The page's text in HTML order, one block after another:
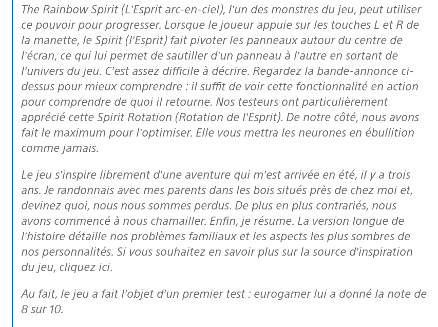
The Rainbow Spirit (L’Esprit arc-en-ciel), l’un des monstres du jeu, peut utiliser
ce pouvoir pour progresser. Lorsque le joueur appuie sur les touches L et R de
la manette, le Spirit (l’Esprit) fait pivoter les panneaux autour du centre de
l’écran, ce qui lui permet de sautiller d’un panneau à l’autre en sortant de
l’univers du jeu. C’est assez difficile à décrire. Regardez la bande-annonce ci-
dessus pour mieux comprendre : il suffit de voir cette fonctionnalité en action
pour comprendre de quoi il retourne. Nos testeurs ont particulièrement
apprécié cette Spirit Rotation (Rotation de l’Esprit). De notre côté, nous avons
fait le maximum pour l’optimiser. Elle vous mettra les neurones en ébullition
comme jamais.
Le jeu s’inspire librement d’une aventure qui m’est arrivée en été, il y a trois
ans. Je randonnais avec mes parents dans les bois situés près de chez moi et,
devinez quoi, nous nous sommes perdus. De plus en plus contrariés, nous
avons commencé à nous chamailler. Enfin, je résume. La version longue de
l’histoire détaille nos problèmes familiaux et les aspects les plus sombres de
nos personnalités. Si vous souhaitez en savoir plus sur la source d’inspiration
du jeu, cliquez ici.
Au fait, le jeu a fait l’objet d’un premier test : eurogamer lui a donné la note de
8 sur 10.